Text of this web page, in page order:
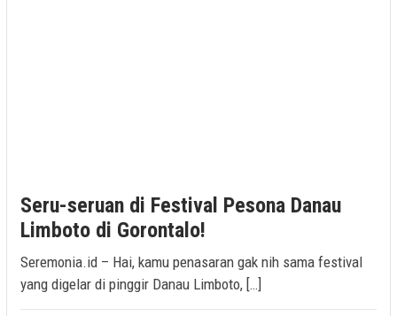
Seru-seruan di Festival Pesona Danau
Limboto di Gorontalo!
Seremonia.id – Hai, kamu penasaran gak nih sama festival
yang digelar di pinggir Danau Limboto, […]